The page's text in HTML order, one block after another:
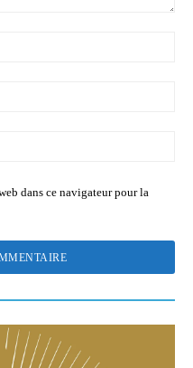
dans ce navigateur pour la